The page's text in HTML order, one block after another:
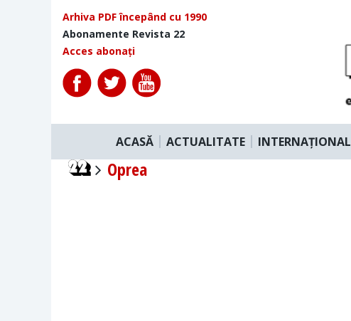
Arhiva PDF începând cu 1990
Abonamente Revista 22
Acces abonați
ACASĂ ACTUALITATE INTERNAȚIONAL
Oprea